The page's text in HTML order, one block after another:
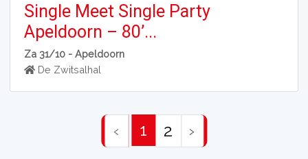
Single Meet Single Party
Apeldoorn – 80’...
Za 31/10 -Apeldoorn
De Zwitsalhal
‹ 1 2 ›